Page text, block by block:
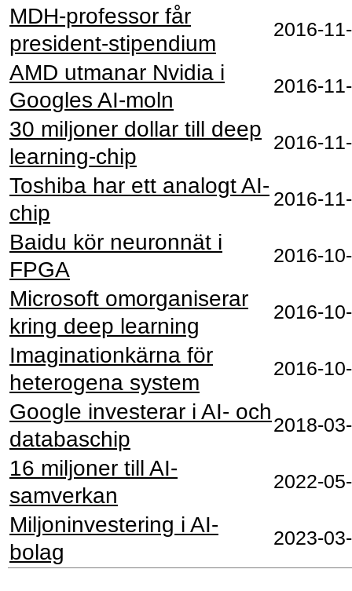
MDH-professor får
president-stipendium
AMD utmanar Nvidia i
Googles AI-moln
30 miljoner dollar till deep
learning-chip
Toshiba har ett analogt AI-
chip
Baidu kör neuronnät i
FPGA
Microsoft omorganiserar
kring deep learning
Imaginationkärna för
heterogena system
Google investerar i AI- och
databaschip
16 miljoner till AI-
samverkan
Miljoninvestering i AI-
bolag